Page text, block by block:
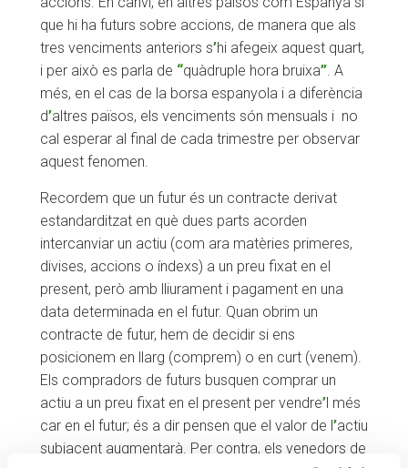
que hi ha futurs sobre accions, de manera que als
tres venciments anteriors s’hi afegeix aquest quart,
i per això es parla de “quàdruple hora bruixa”. A
més, en el cas de la borsa espanyola i a diferència
d’altres països, els venciments són mensuals i no
cal esperar al final de cada trimestre per observar
aquest fenomen.
Recordem que un futur és un contracte derivat
estandarditzat en què dues parts acorden
intercanviar un actiu (com ara matèries primeres,
divises, accions o índexs) a un preu fixat en el
present, però amb lliurament i pagament en una
data determinada en el futur. Quan obrim un
contracte de futur, hem de decidir si ens
posicionem en llarg (comprem) o en curt (venem).
Els compradors de futurs busquen comprar un
actiu a un preu fixat en el present per vendre’l més
car en el futur; és a dir pensen que el valor de l’actiu
subjacent augmentarà. Per contra, els venedors de